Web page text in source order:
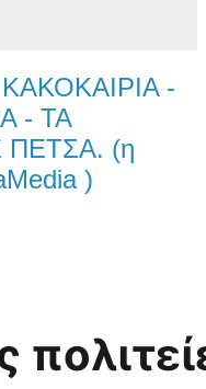
-
- ΤΑ
ΠΕΤΣΑ. (η
)